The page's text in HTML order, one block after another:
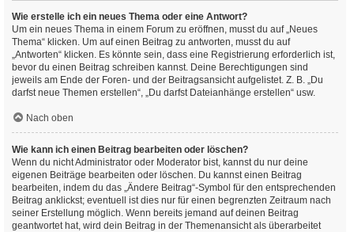
Wie erstelle ich ein neues Thema oder eine Antwort?
Um ein neues Thema in einem Forum zu eröffnen, musst du auf „Neues
Thema“ klicken. Um auf einen Beitrag zu antworten, musst du auf
„Antworten“ klicken. Es könnte sein, dass eine Registrierung erforderlich ist,
bevor du einen Beitrag schreiben kannst. Deine Berechtigungen sind
jeweils am Ende der Foren- und der Beitragsansicht aufgelistet. Z. B. „Du
darfst neue Themen erstellen“, „Du darfst Dateianhänge erstellen“ usw.
Nach oben
Wie kann ich einen Beitrag bearbeiten oder löschen?
Wenn du nicht Administrator oder Moderator bist, kannst du nur deine
eigenen Beiträge bearbeiten oder löschen. Du kannst einen Beitrag
bearbeiten, indem du das „Ändere Beitrag“-Symbol für den entsprechenden
Beitrag anklickst; eventuell ist dies nur für einen begrenzten Zeitraum nach
seiner Erstellung möglich. Wenn bereits jemand auf deinen Beitrag
geantwortet hat, wird dein Beitrag in der Themenansicht als überarbeitet